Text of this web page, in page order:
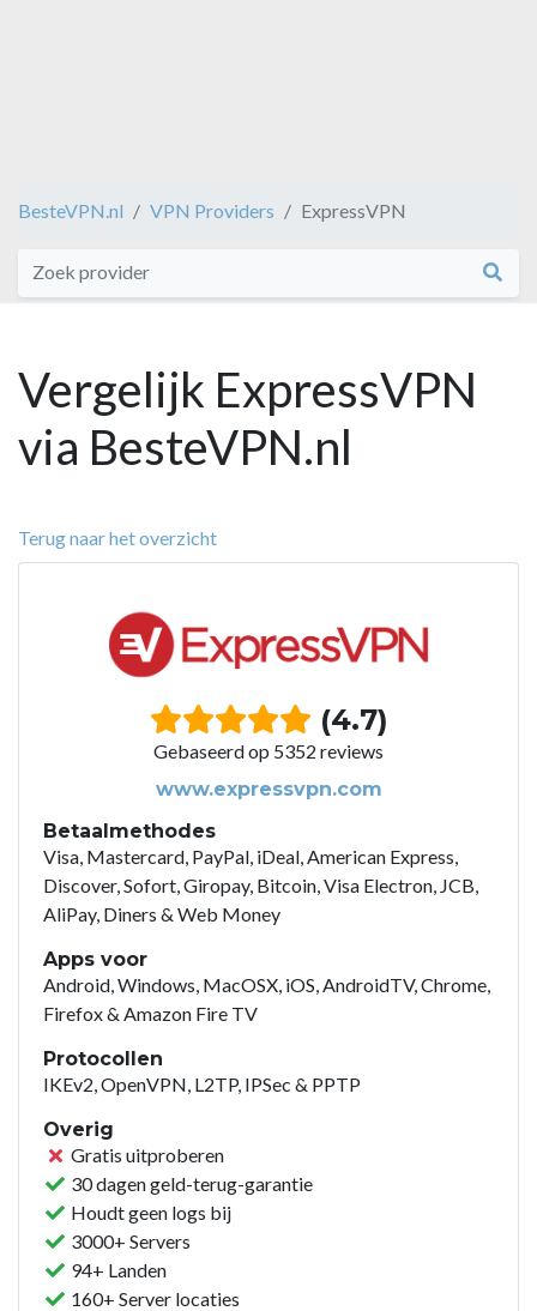
BesteVPN.nl VPN Providers ExpressVPN
Vergelijk ExpressVPN
via BesteVPN.nl
Terug naar het overzicht
(4.7)
Gebaseerd op 5352 reviews
www.expressvpn.com
Betaalmethodes
Visa, Mastercard, PayPal, iDeal, American Express,
Discover, Sofort, Giropay, Bitcoin, Visa Electron, JCB,
AliPay, Diners & Web Money
Apps voor
Android, Windows, MacOSX, iOS, AndroidTV, Chrome,
Firefox & Amazon Fire TV
Protocollen
IKEv2, OpenVPN, L2TP, IPSec & PPTP
Overig
Gratis uitproberen
30 dagen geld-terug-garantie
Houdt geen logs bij
3000+ Servers
94+ Landen
160+ Server locaties